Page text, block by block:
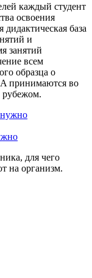
каждый студент
освоения
база
и
занятий
всем
образца о
принимаются во
рубежом.
для чего
на организм.